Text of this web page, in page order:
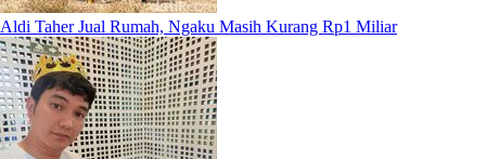
Aldi Taher Jual Rumah, Ngaku Masih Kurang Rp1 Miliar